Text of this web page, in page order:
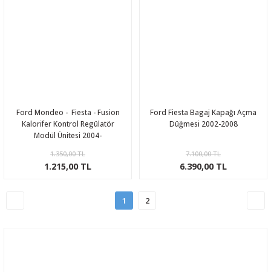
Ford Mondeo - Fiesta - Fusion
Kalorifer Kontrol Regülatör
Modül Ünitesi 2004-
1.350,00 TL
1.215,00 TL
Ford Fiesta Bagaj Kapağı Açma
Düğmesi 2002-2008
7.100,00 TL
6.390,00 TL
1 2